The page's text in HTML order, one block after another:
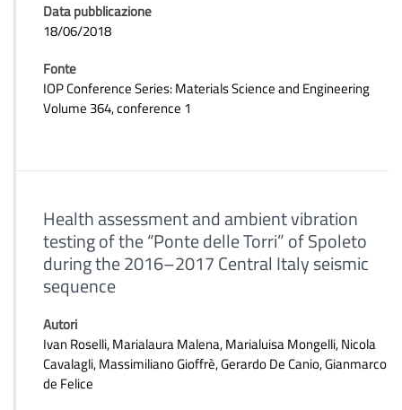
Data pubblicazione
18/06/2018
Fonte
IOP Conference Series: Materials Science and Engineering
Volume 364, conference 1
Health assessment and ambient vibration
testing of the “Ponte delle Torri” of Spoleto
during the 2016–2017 Central Italy seismic
sequence
Autori
Ivan Roselli, Marialaura Malena, Marialuisa Mongelli, Nicola
Cavalagli, Massimiliano Gioffrè, Gerardo De Canio, Gianmarco
de Felice